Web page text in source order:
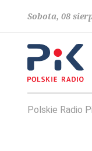
Sobota, 08
Polskie Radio